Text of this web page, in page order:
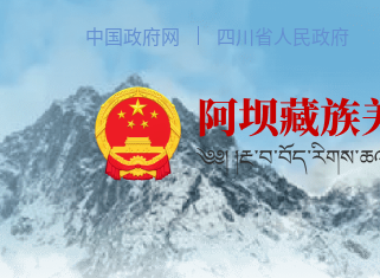
中国政府网 四川省人民政府